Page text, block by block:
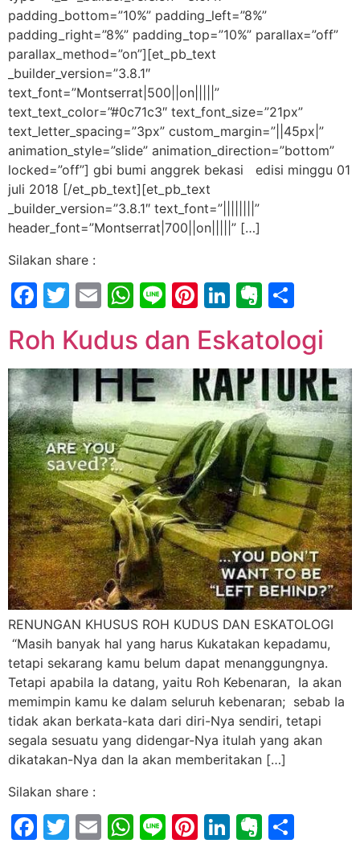
padding_bottom=”10%” padding_left=”8%”
padding_right=”8%” padding_top=”10%” parallax=”off”
parallax_method=”on”][et_pb_text
_builder_version=”3.8.1″
text_font=”Montserrat|500||on|||||”
text_text_color=”#0c71c3″ text_font_size=”21px”
text_letter_spacing=”3px” custom_margin=”||45px|”
animation_style=”slide” animation_direction=”bottom”
locked=”off”] gbi bumi anggrek bekasi edisi minggu 01
juli 2018 [/et_pb_text][et_pb_text
_builder_version=”3.8.1″ text_font=”||||||||”
header_font=”Montserrat|700||on|||||” […]
Silakan share :
Facebook
Twitter
EmailWhatsApp
LinePinterest
LinkedIn
Roh Kudus dan Eskatologi
RENUNGAN KHUSUS ROH KUDUS DAN ESKATOLOGI
“Masih banyak hal yang harus Kukatakan kepadamu,
tetapi sekarang kamu belum dapat menanggungnya.
Tetapi apabila Ia datang, yaitu Roh Kebenaran, Ia akan
memimpin kamu ke dalam seluruh kebenaran; sebab Ia
tidak akan berkata-kata dari diri-Nya sendiri, tetapi
segala sesuatu yang didengar-Nya itulah yang akan
dikatakan-Nya dan Ia akan memberitakan […]
Silakan share :
Facebook
Twitter
EmailWhatsApp
LinePinterest
LinkedIn